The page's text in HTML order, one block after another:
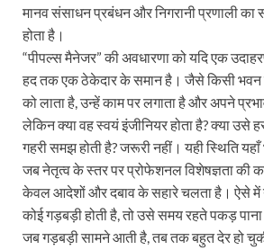
मानव संसाधन प्रबंधन और निगरानी प्रणाली
होता है।
“पीपल्स मैनेजर” की अवधारणा को यदि एक
हद तक एक ठेकेदार के समान है। जैसे किसी भवन
को लाता है, उन्हें काम पर लगाता है और अपने
लेकिन क्या वह स्वयं इंजीनियर होता है? क्या उसे
गहरी समझ होती है? जरूरी नहीं। यही स्थिति
जब नेतृत्व के स्तर पर प्रोफेशनल विशेषज्ञता की
केवल आदेशों और दबाव के सहारे चलता है। ऐसे में
कोई गड़बड़ी होती है, तो उसे समय रहते पकड़
जब गड़बड़ी सामने आती है, तब तक बहुत देर हो